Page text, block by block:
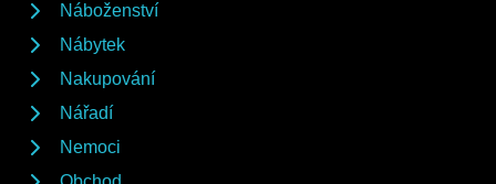
Náboženství
Nábytek
Nakupování
Nářadí
Nemoci